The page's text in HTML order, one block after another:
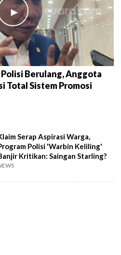
►
Berulang, Anggota
Total Sistem Promosi
Serap Aspirasi Warga,
Polisi 'Warbin Keliling'
Kritikan: Saingan Starling?